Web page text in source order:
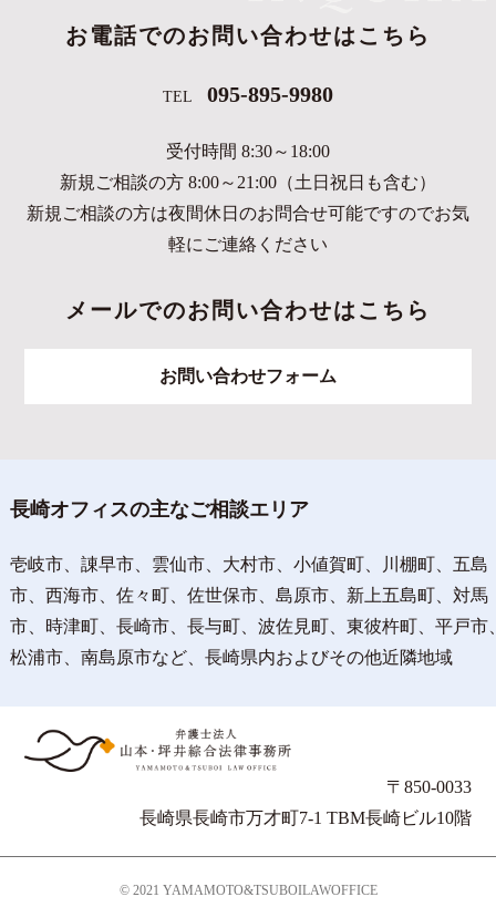
お電話でのお問い合わせはこちら
TEL 095-895-9980
受付時間 8:30～18:00
新規ご相談の方 8:00～21:00（土日祝日も含む）
新規ご相談の方は夜間休日のお問合せ可能ですのでお気
軽にご連絡ください
メールでのお問い合わせはこちら
お問い合わせフォーム
長崎オフィスの主なご相談エリア
壱岐市、諌早市、雲仙市、大村市、小値賀町、川棚町、五島
市、西海市、佐々町、佐世保市、島原市、新上五島町、対馬
市、時津町、長崎市、長与町、波佐見町、東彼杵町、平戸市
松浦市、南島原市など、長崎県内およびその他近隣地域
〒850-0033
長崎県長崎市万才町7-1 TBM長崎ビル10階
© 2021 YAMAMOTO&TSUBOILAWOFFICE